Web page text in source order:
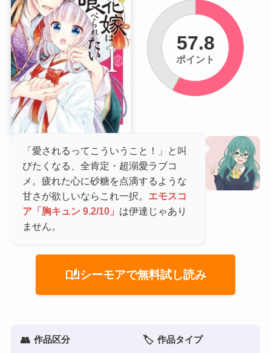
「愛されるってこういうこと！」と叫
びたくなる、全肯定・超溺愛ラブコ
メ。疲れた心に砂糖を点滴するような
甘さが欲しいならこれ一択。 エモスコ
ア「胸キュン 9.2/10」 は伊達じゃあり
ません。
auto_storiesシーモアで無料試し読み
57.8
ポイント
作品区分 作品タイプ